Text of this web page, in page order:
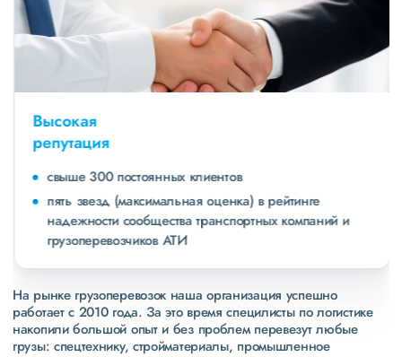
Высокая
репутация
свыше 300 постоянных клиентов
пять звезд (максимальная оценка) в рейтинге
надежности сообщества транспортных компаний и
грузоперевозчиков АТИ
На рынке грузоперевозок наша организация успешно
работает с 2010 года. За это время специлисты по логистике
накопили большой опыт и без проблем перевезут любые
грузы: спецтехнику, стройматериалы, промышленное